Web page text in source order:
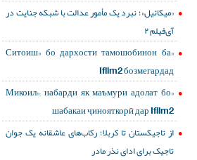
«میکائیل»؛ نبرد یک مأمور عدالت با شبکه جنایت در
آی‌فیلم ۲
«Ситоиш» бо дархости тамошобинон ба
Ifilm2 бозмегардад
«Микоил»; набарди як маъмури адолат бо
шабакаи ҷинояткорӣ дар Ifilm2
از تاجیکستان تا کربلا؛ رکاب‌های عاشقانه یک جوان
تاجیک برای ادای نذر مادر